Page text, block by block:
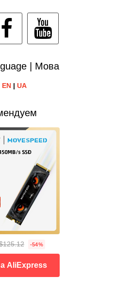
| Мова
EN| UA
-54%
AliExpress